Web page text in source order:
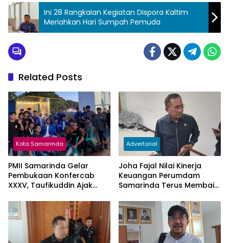
Ini 28 Rangkaian Kegiatan Dispora Kaltim
Meriahkan Hari Sumpah Pemuda
Related Posts
Kota Samarinda
PMII Samarinda Gelar
Pembukaan Konfercab
XXXV, Taufikuddin Ajak
Persatuan
Advertorial
Joha Fajal Nilai Kinerja
Keuangan Perumdam
Samarinda Terus Membaik,
Subsidi Berkurang